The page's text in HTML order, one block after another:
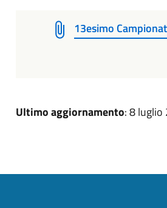
13esimo
Ultimo aggiornamento: 8 luglio